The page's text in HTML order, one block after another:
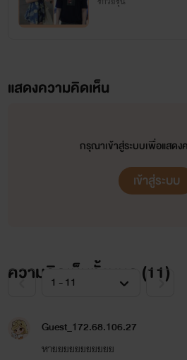
แสดงความคิดเห็น
กรุณาเข้าสู่ระบบเพื่อแสด
เข้าสู่ระบบ
ความคิดเห็นทั้งหมด (11)
Guest_172.68.106.27
หายยยยยยยยยยย